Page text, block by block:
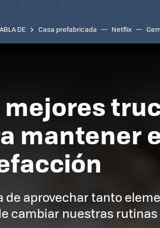
DE Casa prefabricada Netflix
mejores
mantener
de aprovechar tanto
cambiar nuestras rutinas